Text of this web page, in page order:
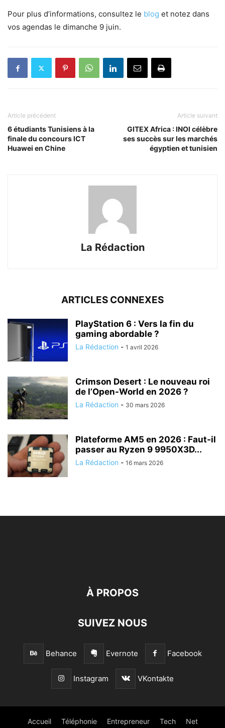
Pour plus d’informations, consultez le blog et notez dans
vos agendas le dimanche 9 juin.
Article précédent
6 étudiants Tunisiens à la
finale du concours ICT
Huawei en Chine
Article suivant
GITEX Africa : INOI célèbre
ses succès sur les marchés
égyptien et tunisien
La Rédaction
ARTICLES CONNEXES
PlayStation 6 : Vers la fin du
gaming abordable ?
La Rédaction - 1 avril 2026
Crimson Desert : Le nouveau roi
de l’Open-World en 2026 ?
La Rédaction - 30 mars 2026
Plateforme AM5 en 2026 : Faut-il
passer au Ryzen 9 9950X3D...
La Rédaction - 16 mars 2026
À PROPOS
SUIVEZ NOUS
Behance Evernote Facebook
Instagram VKontakte
Accueil Téléphonie Entrepreneur Tech Net